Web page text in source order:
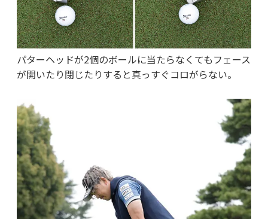
パターヘッドが2個のボールに当たらなくてもフェース
が開いたり閉じたりすると真っすぐコロがらない。